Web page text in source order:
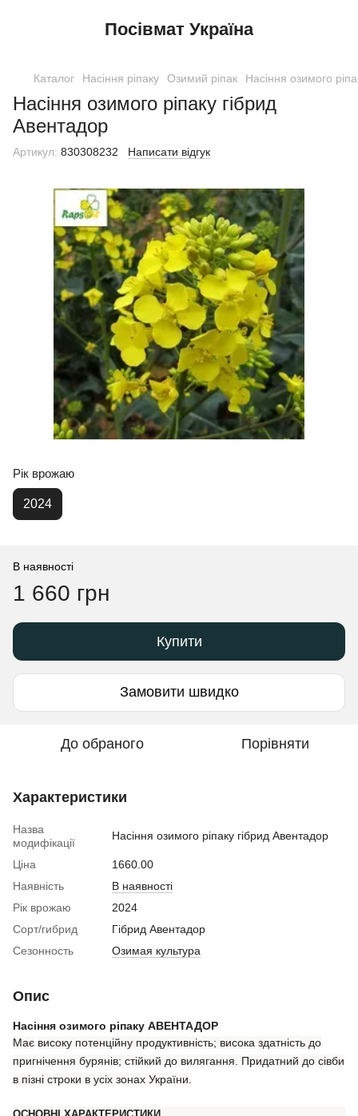
Посівмат Україна
Каталог Насіння ріпаку Озимий ріпак Насіння озимого
Насіння озимого ріпаку гібрид
Авентадор
Артикул: 830308232 Написати відгук
Рік врожаю
2024
В наявності
1 660 грн
Купити
Замовити швидко
До обраного Порівняти
Характеристики
Назва
модифікації
Насіння озимого ріпаку гібрид Авентадор
Ціна
1660.00
Наявність
В наявності
Рік врожаю
2024
Сорт/гибрид
Гібрид Авентадор
Сезонность
Озимая культура
Опис
Насіння озимого ріпаку АВЕНТАДОР
Має високу потенційну продуктивність; висока здатність до
пригнічення бурянів; стійкий до вилягання. Придатний до сівби
в пізні строки в усіх зонах України.